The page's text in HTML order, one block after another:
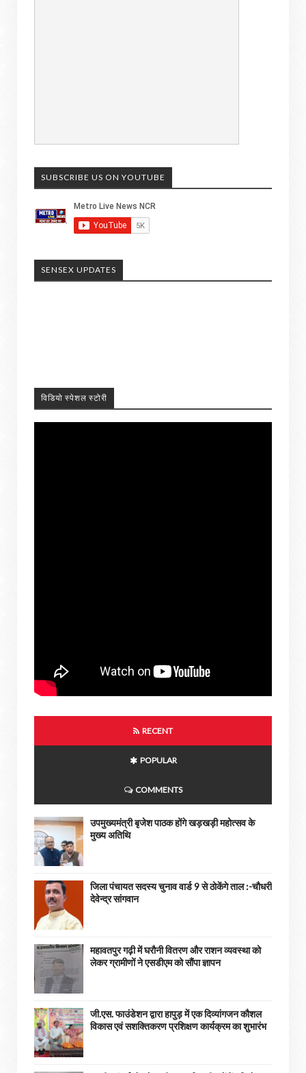
SUBSCRIBE US ON YOUTUBE
SENSEX UPDATES
विडियो स्पेशल स्टोरी
RECENT
POPULAR
COMMENTS
उपमुख्यमंत्री बृजेश पाठक होंगे खड़खड़ी महोत्सव के
मुख्य अतिथि
जिला पंचायत सदस्य चुनाव वार्ड 9 से ठोकेंगे ताल :-चौधरी
देवेन्द्र सांगवान
महावतपुर गढ़ी में घरौनी वितरण और राशन व्यवस्था को
लेकर ग्रामीणों ने एसडीएम को सौंपा ज्ञापन
जी.एस. फाउंडेशन द्वारा हापुड़ में एक दिव्यांगजन कौशल
विकास एवं सशक्तिकरण प्रशिक्षण कार्यक्रम का शुभारंभ